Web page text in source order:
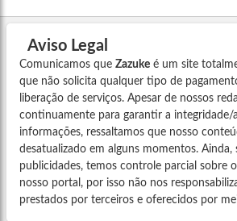
Aviso Legal
Comunicamos que Zazuke é um site
que não solicita qualquer tipo de
liberação de serviços. Apesar de nossos
continuamente para garantir a integridade/
informações, ressaltamos que nosso
desatualizado em alguns momentos. Ainda,
publicidades, temos controle parcial sobre
nosso portal, por isso não nos
prestados por terceiros e oferecidos por